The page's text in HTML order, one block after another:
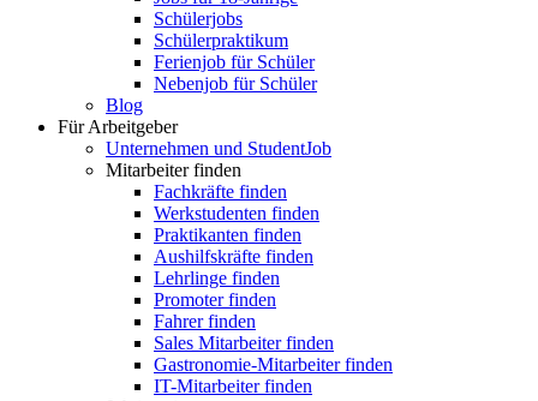
Schülerjobs
Schülerpraktikum
Ferienjob für Schüler
Nebenjob für Schüler
Blog
Für Arbeitgeber
Unternehmen und StudentJob
Mitarbeiter finden
Fachkräfte finden
Werkstudenten finden
Praktikanten finden
Aushilfskräfte finden
Lehrlinge finden
Promoter finden
Fahrer finden
Sales Mitarbeiter finden
Gastronomie-Mitarbeiter finden
IT-Mitarbeiter finden